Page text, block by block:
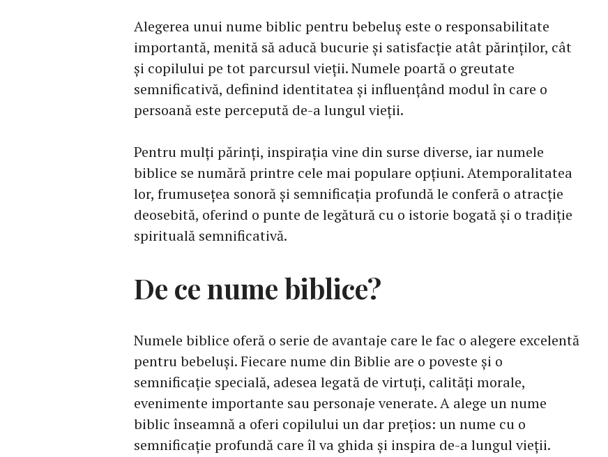
Alegerea unui nume biblic pentru bebeluș este o responsabilitate
importantă, menită să aducă bucurie și satisfacție atât părinților, cât
și copilului pe tot parcursul vieții. Numele poartă o greutate
semnificativă, definind identitatea și influențând modul în care o
persoană este percepută de-a lungul vieții.
Pentru mulți părinți, inspirația vine din surse diverse, iar numele
biblice se numără printre cele mai populare opțiuni. Atemporalitatea
lor, frumusețea sonoră și semnificația profundă le conferă o atracție
deosebită, oferind o punte de legătură cu o istorie bogată și o tradiție
spirituală semnificativă.
De ce nume biblice?
Numele biblice oferă o serie de avantaje care le fac o alegere excelentă
pentru bebeluși. Fiecare nume din Biblie are o poveste și o
semnificație specială, adesea legată de virtuți, calități morale,
evenimente importante sau personaje venerate. A alege un nume
biblic înseamnă a oferi copilului un dar prețios: un nume cu o
semnificație profundă care îl va ghida și inspira de-a lungul vieții.